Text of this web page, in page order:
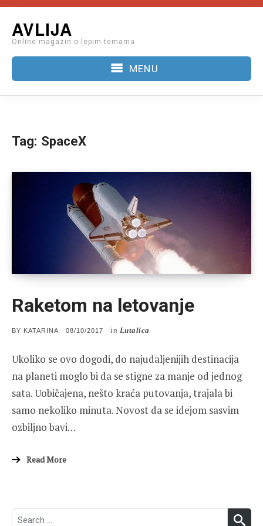
content
AVLIJA
Online magazin o lepim temama
MENU
Tag: SpaceX
Raketom na letovanje
BY KATARINA
POSTED
08/10/2017 in Lutalica
Ukoliko se ovo dogodi, do najudaljenijih destinacija
na planeti moglo bi da se stigne za manje od jednog
sata. Uobičajena, nešto kraća putovanja, trajala bi
samo nekoliko minuta. Novost da se idejom sasvim
ozbiljno bavi…
Read More
Search